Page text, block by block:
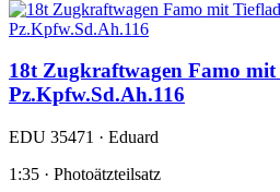
18t Zugkraftwagen Famo
Pz.Kpfw.Sd.Ah.116
EDU 35471 · Eduard
1:35 · Photoätzteilsatz